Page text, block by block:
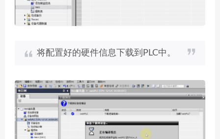
将配置好的硬件信息下载到PLC中。